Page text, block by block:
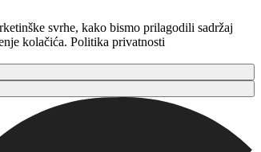
svrhe, kako bismo prilagodili sadržaj
kolačića. Politika privatnosti